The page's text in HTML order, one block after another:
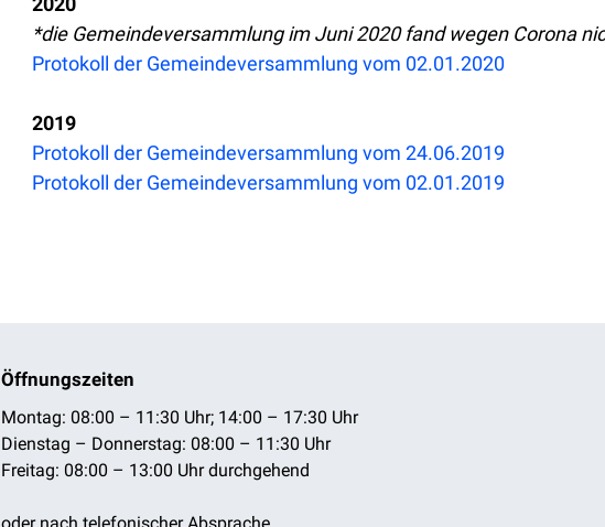
*die Gemeindeversammlung im Juni 2020 fand wegen Corona
Protokoll der Gemeindeversammlung vom 02.01.2020
2019
Protokoll der Gemeindeversammlung vom 24.06.2019
Protokoll der Gemeindeversammlung vom 02.01.2019
Öffnungszeiten
Montag: 08:00 – 11:30 Uhr; 14:00 – 17:30 Uhr
Dienstag – Donnerstag: 08:00 – 11:30 Uhr
Freitag: 08:00 – 13:00 Uhr durchgehend